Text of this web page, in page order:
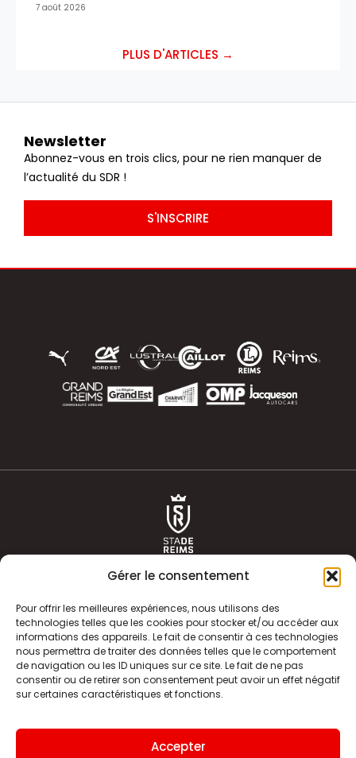
Gérer le consentement
Pour offrir les meilleures expériences, nous utilisons des
technologies telles que les cookies pour stocker et/ou accéder aux
informations des appareils. Le fait de consentir à ces technologies
nous permettra de traiter des données telles que le comportement
de navigation ou les ID uniques sur ce site. Le fait de ne pas
consentir ou de retirer son consentement peut avoir un effet négatif
sur certaines caractéristiques et fonctions.
Accepter
7 août 2026
PLUS D'ARTICLES →
Newsletter
Abonnez-vous en trois clics, pour ne rien manquer de
l’actualité du SDR !
S'INSCRIRE
ACTUALITÉS
CLUB
BOUTIQUE
HISTOIRE
ÉQUIPE PREMIERE
INFOS ET CONTACT